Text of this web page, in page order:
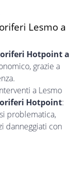
Lesmo a
Hotpoint a
grazie a
a Lesmo
Hotpoint:
problematica,
danneggiati con